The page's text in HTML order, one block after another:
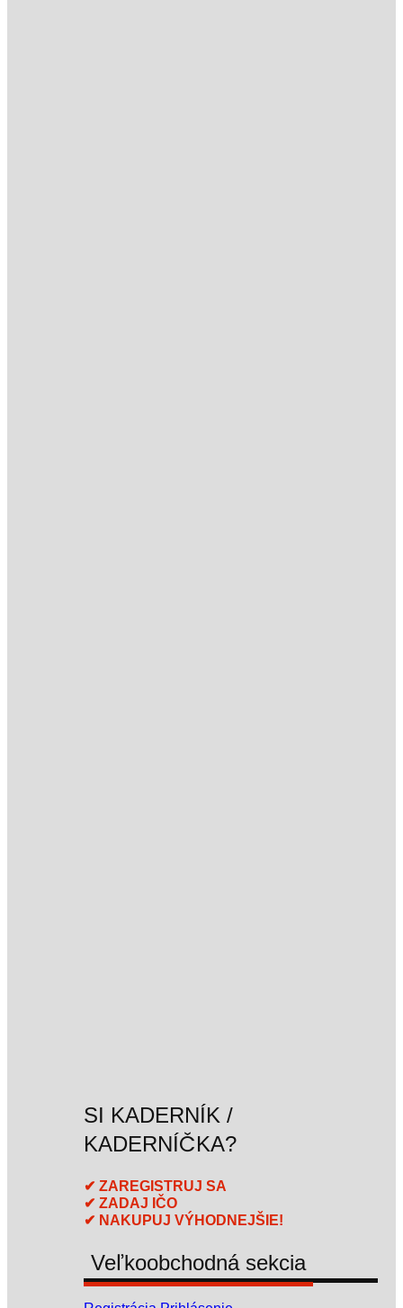
SI KADERNÍK /
KADERNÍČKA?
✔ ZAREGISTRUJ SA
✔ ZADAJ IČO
✔ NAKUPUJ VÝHODNEJŠIE!
Veľkoobchodná sekcia